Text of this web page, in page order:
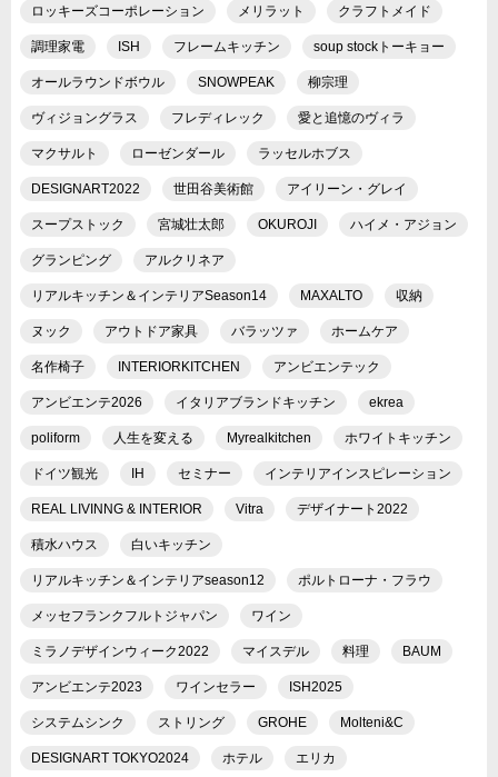
ロッキーズコーポレーション メリラット クラフトメイド
調理家電 ISH フレームキッチン soup stockトーキョー
オールラウンドボウル SNOWPEAK 柳宗理
ヴィジョングラス フレディレック 愛と追憶のヴィラ
マクサルト ローゼンダール ラッセルホブス
DESIGNART2022 世田谷美術館 アイリーン・グレイ
スープストック 宮城壮太郎 OKUROJI ハイメ・アジョン
グランピング アルクリネア
リアルキッチン＆インテリアSeason14 MAXALTO 収納
ヌック アウトドア家具 バラッツァ ホームケア
名作椅子 INTERIORKITCHEN アンビエンテック
アンビエンテ2026 イタリアブランドキッチン ekrea
poliform 人生を変える Myrealkitchen ホワイトキッチン
ドイツ観光 IH セミナー インテリアインスピレーション
REAL LIVINNG & INTERIOR Vitra デザイナート2022
積水ハウス 白いキッチン
リアルキッチン＆インテリアseason12 ポルトローナ・フラウ
メッセフランクフルトジャパン ワイン
ミラノデザインウィーク2022 マイスデル 料理 BAUM
アンビエンテ2023 ワインセラー ISH2025
システムシンク ストリング GROHE Molteni&C
DESIGNART TOKYO2024 ホテル エリカ